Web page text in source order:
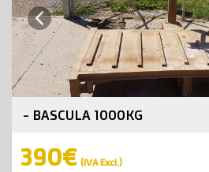
Previous
- BASCULA 1000KG
390€ (IVA Excl.)